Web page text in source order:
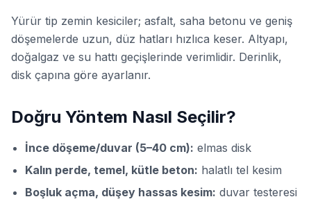
Yürür tip zemin kesiciler; asfalt, saha betonu ve geniş
döşemelerde uzun, düz hatları hızlıca keser. Altyapı,
doğalgaz ve su hattı geçişlerinde verimlidir. Derinlik,
disk çapına göre ayarlanır.
Doğru Yöntem Nasıl Seçilir?
İnce döşeme/duvar (5–40 cm): elmas disk
Kalın perde, temel, kütle beton: halatlı tel kesim
Boşluk açma, düşey hassas kesim: duvar testeresi